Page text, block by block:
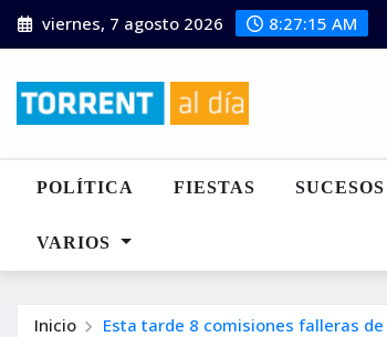
Saltar
al
viernes, 7 agosto 2026 8:27:16 AM
POLÍTICA FIESTAS SUCESOS
VARIOS
Inicio Esta tarde 8 comisiones falleras